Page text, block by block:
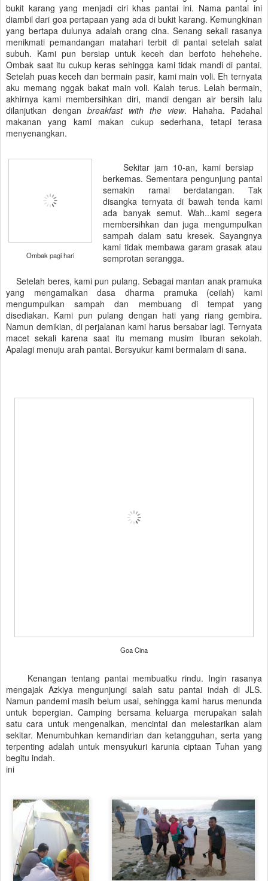
bukit karang yang menjadi ciri khas pantai ini. Nama pantai ini
diambil dari goa pertapaan yang ada di bukit karang. Kemungkinan
yang bertapa dulunya adalah orang cina. Senang sekali rasanya
menikmati pemandangan matahari terbit di pantai setelah salat
subuh. Kami pun bersiap untuk keceh dan berfoto hehehehe.
Ombak saat itu cukup keras sehingga kami tidak mandi di pantai.
Setelah puas keceh dan bermain pasir, kami main voli. Eh ternyata
aku memang nggak bakat main voli. Kalah terus. Lelah bermain,
akhirnya kami membersihkan diri, mandi dengan air bersih lalu
dilanjutkan dengan breakfast with the view. Hahaha. Padahal
makanan yang kami makan cukup sederhana, tetapi terasa
menyenangkan.
Ombak pagi hari
Sekitar jam 10-an, kami bersiap
berkemas. Sementara pengunjung pantai
semakin ramai berdatangan. Tak
disangka ternyata di bawah tenda kami
ada banyak semut. Wah...kami segera
membersihkan dan juga mengumpulkan
sampah dalam satu kresek. Sayangnya
kami tidak membawa garam grasak atau
semprotan serangga.
Setelah beres, kami pun pulang. Sebagai mantan anak pramuka
yang mengamalkan dasa dharma pramuka (ceilah) kami
mengumpulkan sampah dan membuang di tempat yang
disediakan. Kami pun pulang dengan hati yang riang gembira.
Namun demikian, di perjalanan kami harus bersabar lagi. Ternyata
macet sekali karena saat itu memang musim liburan sekolah.
Apalagi menuju arah pantai. Bersyukur kami bermalam di sana.
Goa Cina
Kenangan tentang pantai membuatku rindu. Ingin rasanya
mengajak Azkiya mengunjungi salah satu pantai indah di JLS.
Namun pandemi masih belum usai, sehingga kami harus menunda
untuk bepergian. Camping bersama keluarga merupakan salah
satu cara untuk mengenalkan, mencintai dan melestarikan alam
sekitar. Menumbuhkan kemandirian dan ketangguhan, serta yang
terpenting adalah untuk mensyukuri karunia ciptaan Tuhan yang
begitu indah.
ini